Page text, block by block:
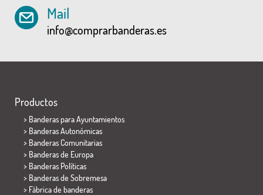
Mail
info@comprarbanderas.es
Productos
> Banderas para Ayuntamientos
> Banderas Autonómicas
> Banderas Comunitarias
> Banderas de Europa
> Banderas Políticas
> Banderas de Sobremesa
> Fábrica de banderas